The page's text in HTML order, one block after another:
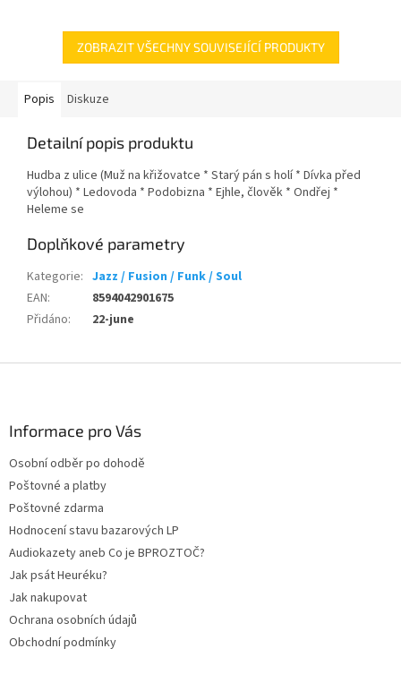
ZOBRAZIT VŠECHNY SOUVISEJÍCÍ PRODUKTY
Popis Diskuze
Detailní popis produktu
Hudba z ulice (Muž na křižovatce * Starý pán s holí * Dívka před
výlohou) * Ledovoda * Podobizna * Ejhle, člověk * Ondřej *
Heleme se
Doplňkové parametry
Kategorie: Jazz / Fusion / Funk / Soul
EAN:
8594042901675
Přidáno: 22-june
Informace pro Vás
Osobní odběr po dohodě
Poštovné a platby
Poštovné zdarma
Hodnocení stavu bazarových LP
Audiokazety aneb Co je BPROZTOČ?
Jak psát Heuréku?
Jak nakupovat
Ochrana osobních údajů
Obchodní podmínky